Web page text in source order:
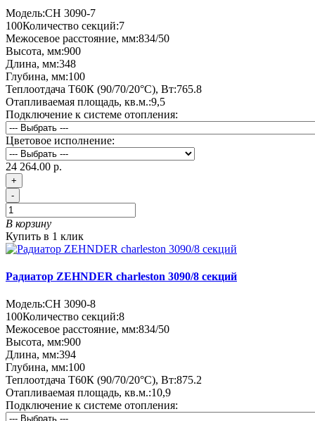
Модель:CH 3090-7
100Количество секций:7
Межосевое расстояние, мм:834/50
Высота, мм:900
Длина, мм:348
Глубина, мм:100
Теплоотдача Т60К (90/70/20°C), Вт:765.8
Отапливаемая площадь, кв.м.:9,5
Подключение к системе отопления:
Цветовое исполнение:
24 264.00 р.
+
-
В корзину
Купить в 1 клик
Радиатор ZEHNDER charleston 3090/8 секций
Модель:CH 3090-8
100Количество секций:8
Межосевое расстояние, мм:834/50
Высота, мм:900
Длина, мм:394
Глубина, мм:100
Теплоотдача Т60К (90/70/20°C), Вт:875.2
Отапливаемая площадь, кв.м.:10,9
Подключение к системе отопления: